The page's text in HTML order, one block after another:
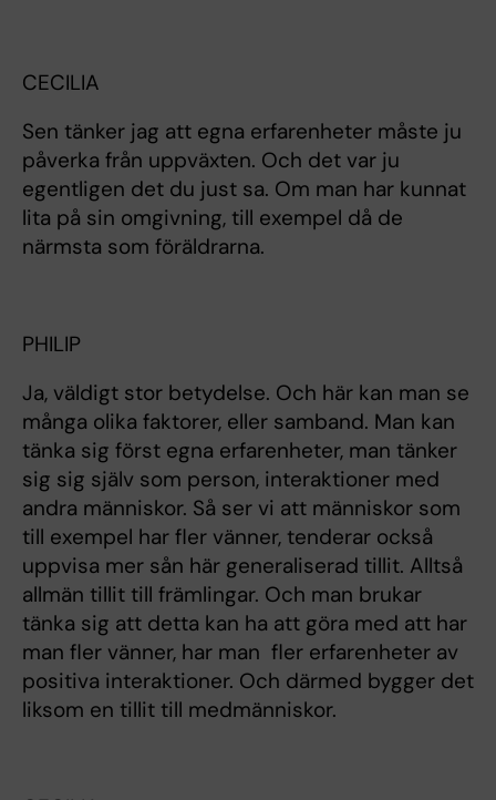
CECILIA
Sen tänker jag att egna erfarenheter måste ju
påverka från uppväxten. Och det var ju
egentligen det du just sa. Om man har kunnat
lita på sin omgivning, till exempel då de
närmsta som föräldrarna.
PHILIP
Ja, väldigt stor betydelse. Och här kan man se
många olika faktorer, eller samband. Man kan
tänka sig först egna erfarenheter, man tänker
sig sig själv som person, interaktioner med
andra människor. Så ser vi att människor som
till exempel har fler vänner, tenderar också
uppvisa mer sån här generaliserad tillit. Alltså
allmän tillit till främlingar. Och man brukar
tänka sig att detta kan ha att göra med att har
man fler vänner, har man fler erfarenheter av
positiva interaktioner. Och därmed bygger det
liksom en tillit till medmänniskor.